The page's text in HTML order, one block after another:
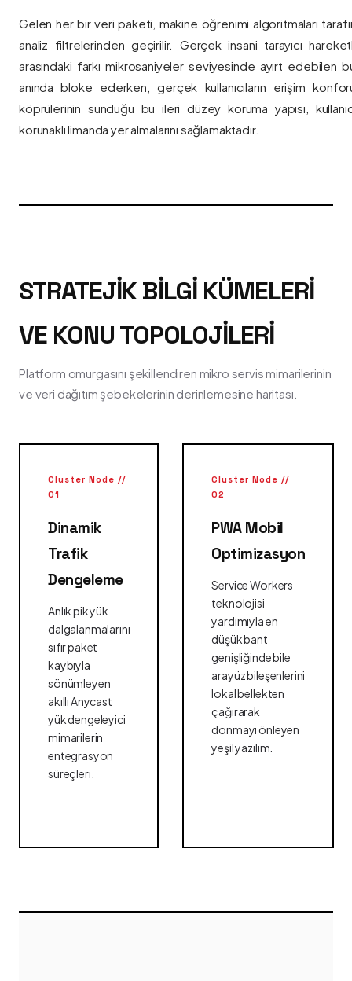
Gelen her bir veri paketi, makine öğrenimi algoritmaları
analiz filtrelerinden geçirilir. Gerçek insani tarayıcı
arasındaki farkı mikrosaniyeler seviyesinde ayırt edebilen
anında bloke ederken, gerçek kullanıcıların erişim
köprülerinin sunduğu bu ileri düzey koruma yapısı,
korunaklı limanda yer almalarını sağlamaktadır.
STRATEJIK BILGI KÜMELERI
VE KONU TOPOLOJILERI
Platform omurgasını şekillendiren mikro servis mimarilerinin
ve veri dağıtım şebekelerinin derinlemesine haritası.
Cluster Node //
01
Dinamik
Trafik
Dengeleme
Anlık pik yük
dalgalanmalarını
sıfır paket
kaybıyla
sönümleyen
akıllı Anycast
yük dengeleyici
mimarilerin
entegrasyon
süreçleri.
Cluster Node //
02
PWA Mobil
Optimizasyon
Service Workers
teknolojisi
yardımıyla en
düşük bant
genişliğinde bile
arayüz bileşenlerini
lokal bellekten
çağırarak
donmayı önleyen
yeşil yazılım.